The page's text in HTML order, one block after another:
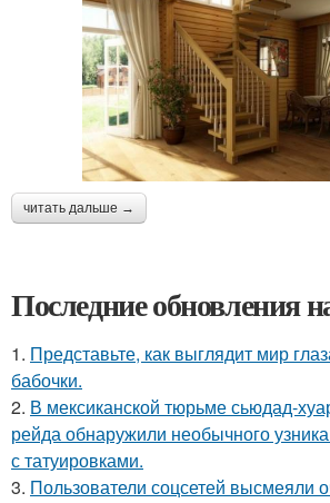
читать дальше →
Последние обновления
1. Представьте, как выглядит мир
бабочки.
2. В мексиканской тюрьме сьюдад-
рейда обнаружили необычного
с татуировками.
3. Пользователи соцсетей высмеяли